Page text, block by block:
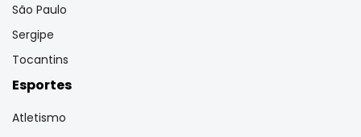
São Paulo
Sergipe
Tocantins
Esportes
Atletismo